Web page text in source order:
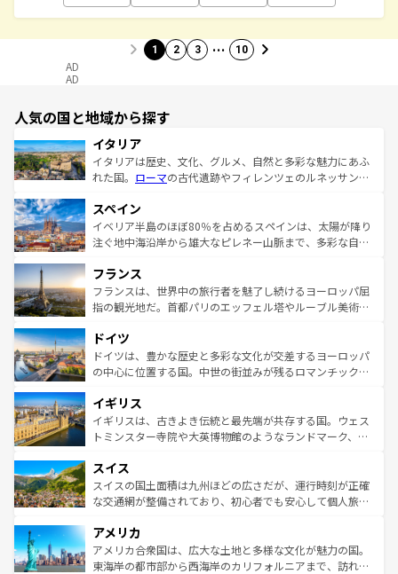
1 2 3 … 10
AD
AD
人気の国と地域から探す
イタリア
イタリアは歴史、文化、グルメ、自然と多彩な魅力にあふ
れた国。 ローマの古代遺跡やフィレンツェのルネッサンス
ろん、トスカーナの美しい田園風景やアマルフィ海岸の絶
景など、自然景観も見逃せない。観光の合間には、本場の
ピザやパスタなど、絶品のイタリア料理を堪能することも
ませてくれるイタリアで、忘れられない旅をしてみよう！
なお、新着のイタリア情報はコンテンツ一覧 を参照してほ
しい。
スペイン
イベリア半島のほぼ80％を占めるスペインは、太陽が降り
注ぐ地中海沿岸から雄大なピレネー山脈まで、多彩な自然
文化が根付くこの国では、情熱的なフラメンコ、熱気あふ
れる闘牛、そして美味しいタパスが生活の一部となってい
る。首都マドリードの洗練された雰囲気や、バルセロナの
の城塞都市、穏やかなビーチリゾートまで多彩な表情を見
せる。地方によって風土や気候が異なるスペインはその個
性で訪れる人を魅了する。 なお、新着のスペイン情報はコ
フランス
フランスは、世界中の旅行者を魅了し続けるヨーロッパ屈
指の観光地だ。首都パリのエッフェル塔やルーブル美術館
で、幅広い魅力が詰まっている。華麗な宮殿、歴史的な大
聖堂、美しいビーチ、そして豊かな自然が、訪れる者を心
から魅了する。また、フランスは美食の国としても知ら
いる。シャンパンの発祥地であるランス、プロヴァンスの
香り高いラベンダー畑など、多彩な楽しみ方が可能だ。さ
らに、パリ以外の地域にも魅力が溢れており、どの街角に
れる地方に足を運ぶとそれぞれで全く異なる文化を体験で
きるだろう。 なお、新着のフランス情報はコンテンツ一覧
を参照してほしい。
ドイツ
ドイツは、豊かな歴史と多彩な文化が交差するヨーロッパ
の中心に位置する国。中世の街並みが残るロマンチック街
顔を持つこの国は、どこを歩いても飽きることがない。ベ
ルリンの文化的活気、バイエルン州のアルプスの絶景、そ
してライン川沿いのワイン畑といった風景は必見。ビール
は、お酒好きな人にはぜひ体験してほしい。 なお、新着の
ドイツ情報はコンテンツ一覧を参照してほしい。
イギリス
イギリスは、古きよき伝統と最先端が共存する国。ウェス
トミンスター寺院や大英博物館のようなランドマーク、歴
リアごとに異なる魅力がある。また、優雅なアフタヌーン
ティー、ビール好きにはたまらない英国パブ、サッカー観
戦など、本場だからこそできる体験も豊富。イギリスを旅
ンツ一覧を参照してほしい。
スイス
スイスの国土面積は九州ほどの広さだが、運行時刻が正確
な交通網が整備されており、初心者でも安心して個人旅行
の建物がそのまま残る町や、スイスならではのユニークな
博物館もあり、アルプス観光だけでなく町歩きも満喫する
ことができる。国民の所得が高いため物価も高いが、旅行
アメリカ
アメリカ合衆国は、広大な土地と多様な文化が魅力の国。
東海岸の都市部から西海岸のカリフォルニアまで、訪れる